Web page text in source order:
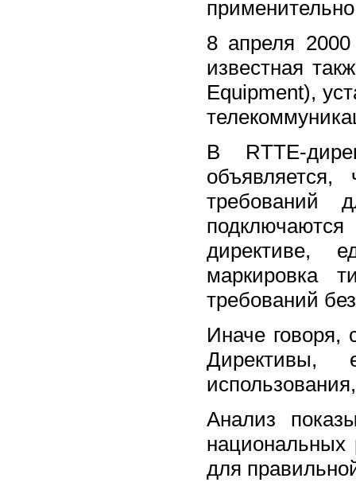
8 апреля
известная
Equipment),
В RTTE-
требований
директиве,
маркировка
требований
Иначе говоря,
Директивы,
Анализ
для